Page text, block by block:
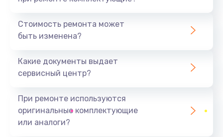
1440 руб.
Ремонт южного моста
Замена батарейки BIOS
Стоимость ремонта может
быть изменена?
Какие документы выдает
сервисный центр?
При ремонте используются
оригинальные комплектующие
или аналоги?